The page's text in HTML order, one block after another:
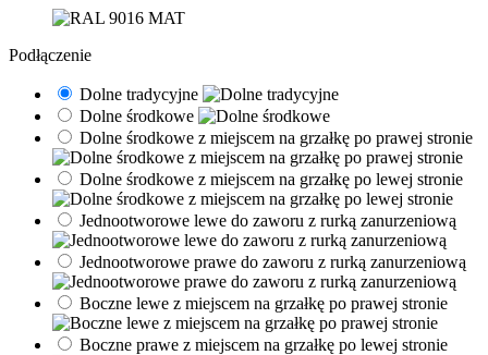
Podłączenie
Dolne tradycyjne
Dolne środkowe
Dolne środkowe z miejscem na grzałkę po prawej stronie
Dolne środkowe z miejscem na grzałkę po lewej stronie
Jednootworowe lewe do zaworu z rurką zanurzeniową
Jednootworowe prawe do zaworu z rurką zanurzeniową
Boczne lewe z miejscem na grzałkę po prawej stronie
Boczne prawe z miejscem na grzałkę po lewej stronie